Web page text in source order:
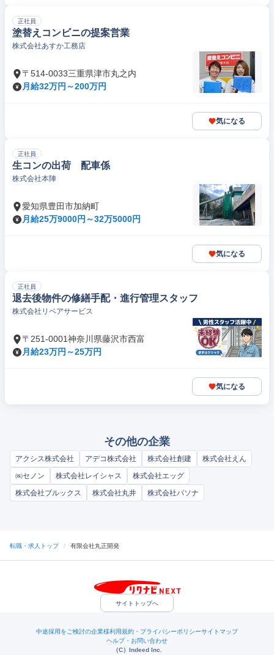
正社員
塗替えコンビニの提案営業
株式会社あすか工務店
〒514-0033三重県津市丸之内
月給32万円～200万円
気になる
正社員
生コンの出荷 配車係
株式会社本陣
愛知県豊田市加納町
月給25万9000円～32万5000円
気になる
正社員
退去後物件の修繕手配・進行管理スタッフ
株式会社リペアサービス
〒251-0001神奈川県藤沢市西富
月給23万円～25万円
気になる
その他の企業
アクシス株式会社 アデコ株式会社 株式会社創建
株式会社えん
㈱セノン
株式会社レイシャス
株式会社エッグ
株式会社ブルックス
株式会社丸井 株式会社パソナ
転職・求人トップ / 有限会社丸正開発
サイトトップへ
中途採用をご検討の企業様利用規約・プライバシーポリシーサイトマップ
ヘルプ・お問い合わせ
（C）Indeed Inc.